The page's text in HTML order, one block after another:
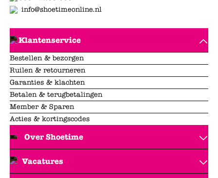
info@shoetimeonline.nl
Klantenservice
Bestellen & bezorgen
Ruilen & retourneren
Garanties & klachten
Betalen & terugbetalingen
Member & Sparen
Acties & kortingscodes
Over Shoetime
Vacatures